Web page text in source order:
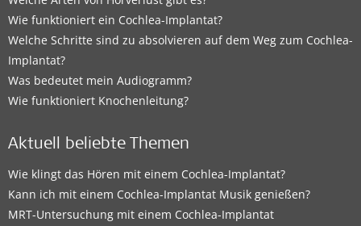
Wie funktioniert ein Cochlea-Implantat?
Welche Schritte sind zu absolvieren auf dem Weg zum Cochlea-
Implantat?
Was bedeutet mein Audiogramm?
Wie funktioniert Knochenleitung?
Aktuell beliebte Themen
Wie klingt das Hören mit einem Cochlea-Implantat?
Kann ich mit einem Cochlea-Implantat Musik genießen?
MRT-Untersuchung mit einem Cochlea-Implantat